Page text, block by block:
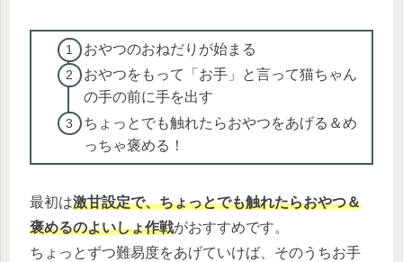
おやつのおねだりが始まる
おやつをもって「お手」と言って猫ちゃん
の手の前に手を出す
ちょっとでも触れたらおやつをあげる＆め
っちゃ褒める！
最初は激甘設定で、ちょっとでも触れたらおやつ＆
褒めるのよいしょ作戦がおすすめです。
ちょっとずつ難易度をあげていけば、そのうちお手